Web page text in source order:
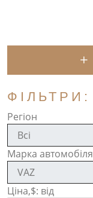
ФІЛЬТРИ:
Регіон
Марка автомобіля
Ціна,$: від